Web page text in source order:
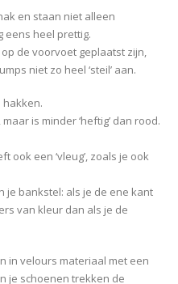
en staan niet alleen
eens heel prettig.
de voorvoet geplaatst zijn,
niet zo heel ‘steil’ aan.
hakken.
is minder ‘heftig’ dan rood.
ook een ‘vleug’, zoals je ook
je bankstel: als je de ene kant
van kleur dan als je de
in velours materiaal met een
je schoenen trekken de